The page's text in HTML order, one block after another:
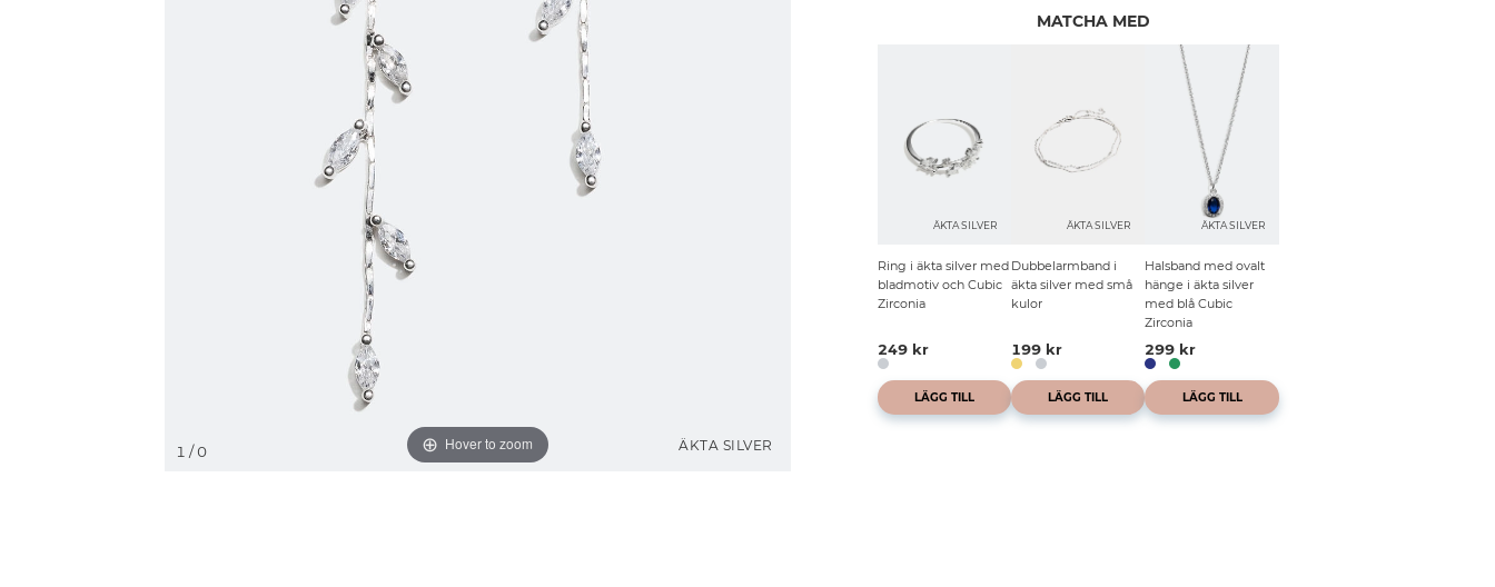
ÄKTA SILVER
Hover to zoom
1 / 0
MATCHA MED
ÄKTA SILVER
Ring i äkta silver med
bladmotiv och Cubic
Zirconia
249 kr
LÄGG TILL
ÄKTA SILVER
Dubbelarmband i
äkta silver med små
kulor
199 kr
LÄGG TILL
ÄKTA SILVER
Halsband med ovalt
hänge i äkta silver
med blå Cubic
Zirconia
299 kr
LÄGG TILL